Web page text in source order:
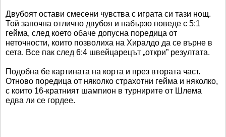
Двубоят остави смесени чувства с играта си тази нощ.
Той започна отлично двубоя и набързо поведе с 5:1
гейма, след което обаче допусна поредица от
неточности, които позволиха на Хиралдо да се върне в
сета. Все пак след 6:4 швейцарецът „откри” резултата.
Подобна бе картината на корта и през втората част.
Отново поредица от няколко страхотни гейма и няколко,
с които 16-кратният шампион в турнирите от Шлема
едва ли се гордее.